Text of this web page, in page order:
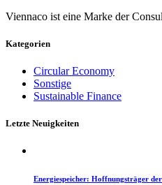
Viennaco ist eine Marke der
Kategorien
Circular Economy
Sonstige
Sustainable Finance
Letzte Neuigkeiten
Energiespeicher: Hoffnungsträger